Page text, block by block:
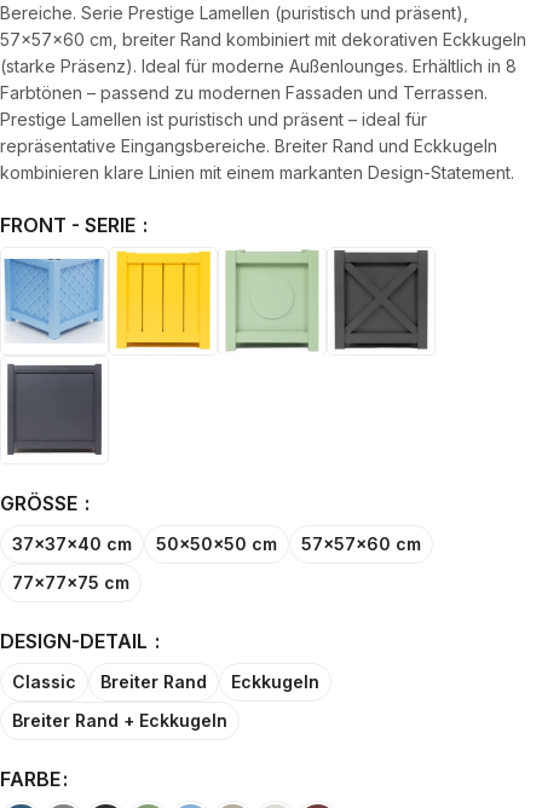
Bereiche. Serie Prestige Lamellen (puristisch und präsent),
57×57×60 cm, breiter Rand kombiniert mit dekorativen Eckkugeln
(starke Präsenz). Ideal für moderne Außenlounges. Erhältlich in 8
Farbtönen – passend zu modernen Fassaden und Terrassen.
Prestige Lamellen ist puristisch und präsent – ideal für
repräsentative Eingangsbereiche. Breiter Rand und Eckkugeln
kombinieren klare Linien mit einem markanten Design-Statement.
FRONT - SERIE
GRÖSSE
37x37x40 cm 50x50x50 cm
57x57x60 cm
77x77x75 cm
DESIGN-DETAIL
Classic Breiter Rand
Eckkugeln
Breiter Rand + Eckkugeln
FARBE